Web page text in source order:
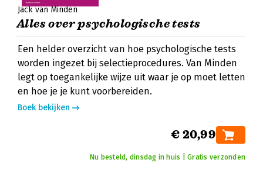
Jack van Minden
Alles over psychologische tests
Een helder overzicht van hoe psychologische tests
worden ingezet bij selectieprocedures. Van Minden
legt op toegankelijke wijze uit waar je op moet letten
en hoe je je kunt voorbereiden.
Boek bekijken
€ 20,99
Nu besteld, dinsdag in huis | Gratis verzonden